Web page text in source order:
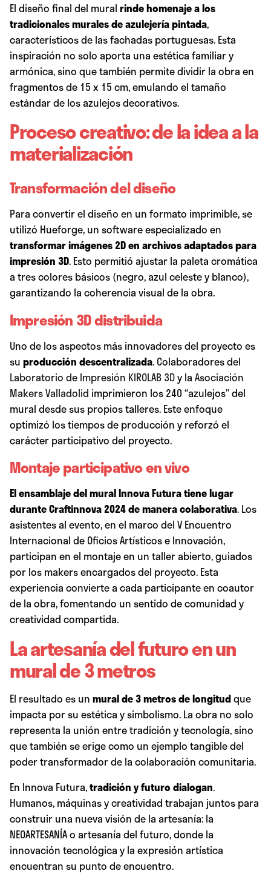
El diseño final del mural rinde homenaje a los
tradicionales murales de azulejería pintada,
característicos de las fachadas portuguesas. Esta
inspiración no solo aporta una estética familiar y
armónica, sino que también permite dividir la obra en
fragmentos de 15 x 15 cm, emulando el tamaño
estándar de los azulejos decorativos.
Proceso creativo: de la idea a la
materialización
Transformación del diseño
Para convertir el diseño en un formato imprimible, se
utilizó Hueforge, un software especializado en
transformar imágenes 2D en archivos adaptados para
impresión 3D. Esto permitió ajustar la paleta cromática
a tres colores básicos (negro, azul celeste y blanco),
garantizando la coherencia visual de la obra.
Impresión 3D distribuida
Uno de los aspectos más innovadores del proyecto es
su producción descentralizada. Colaboradores del
Laboratorio de Impresión KIROLAB 3Dy la Asociación
Makers Valladolid imprimieron los 240 “azulejos” del
mural desde sus propios talleres. Este enfoque
optimizó los tiempos de producción y reforzó el
carácter participativo del proyecto.
Montaje participativo en vivo
El ensamblaje del mural Innova Futura tiene lugar
duranteCraftinnova 2024de manera colaborativa. Los
asistentes al evento, en el marco del V Encuentro
Internacional de Oficios Artísticos e Innovación,
participan en el montaje en un taller abierto, guiados
por los makers encargados del proyecto. Esta
experiencia convierte a cada participante en coautor
de la obra, fomentando un sentido de comunidad y
creatividad compartida.
La artesanía del futuro en un
mural de 3 metros
El resultado es un mural de 3 metros de longitudque
impacta por su estética y simbolismo. La obra no solo
representa la unión entre tradición y tecnología, sino
que también se erige como un ejemplo tangible del
poder transformador de la colaboración comunitaria.
En Innova Futura,tradición y futuro dialogan.
Humanos, máquinas y creatividad trabajan juntos para
construir una nueva visión de la artesanía: la
NEOARTESANÍA o artesanía del futuro, donde la
innovación tecnológica y la expresión artística
encuentran su punto de encuentro.